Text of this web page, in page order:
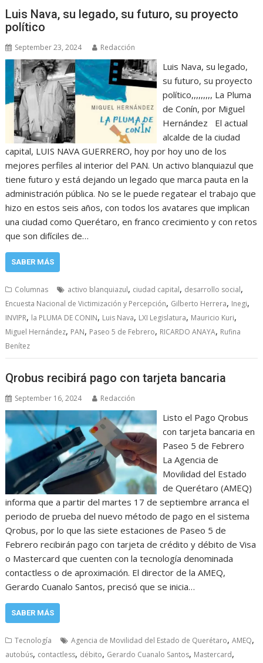
Luis Nava, su legado, su futuro, su proyecto
político
September 23, 2024 Redacción
Luis Nava, su legado,
su futuro, su proyecto
político,,,,,,,,, La Pluma
de Conín, por Miguel
Hernández El actual
alcalde de la ciudad
capital, LUIS NAVA GUERRERO, hoy por hoy uno de los
mejores perfiles al interior del PAN. Un activo blanquiazul que
tiene futuro y está dejando un legado que marca pauta en la
administración pública. No se le puede regatear el trabajo que
hizo en estos seis años, con todos los avatares que implican
una ciudad como Querétaro, en franco crecimiento y con retos
que son difíciles de…
SABER MÁS
Columnas activo blanquiazul, ciudad capital, desarrollo social,
Encuesta Nacional de Victimización y Percepción, Gilberto Herrera, Inegi,
INVIPR, la PLUMA DE CONIN, Luis Nava, LXI Legislatura, Mauricio Kuri,
Miguel Hernández, PAN, Paseo 5 de Febrero, RICARDO ANAYA, Rufina
Benítez
Qrobus recibirá pago con tarjeta bancaria
September 16, 2024 Redacción
Listo el Pago Qrobus
con tarjeta bancaria en
Paseo 5 de Febrero
La Agencia de
Movilidad del Estado
de Querétaro (AMEQ)
informa que a partir del martes 17 de septiembre arranca el
periodo de prueba del nuevo método de pago en el sistema
Qrobus, por lo que las siete estaciones de Paseo 5 de
Febrero recibirán pago con tarjeta de crédito y débito de Visa
o Mastercard que cuenten con la tecnología denominada
contactless o de aproximación. El director de la AMEQ,
Gerardo Cuanalo Santos, precisó que se inicia…
SABER MÁS
Tecnología Agencia de Movilidad del Estado de Querétaro,AMEQ,
autobús, contactless, débito, Gerardo Cuanalo Santos, Mastercard,